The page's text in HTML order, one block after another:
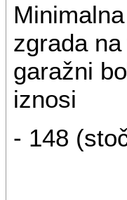
zgrada
garažni
iznosi
- 148